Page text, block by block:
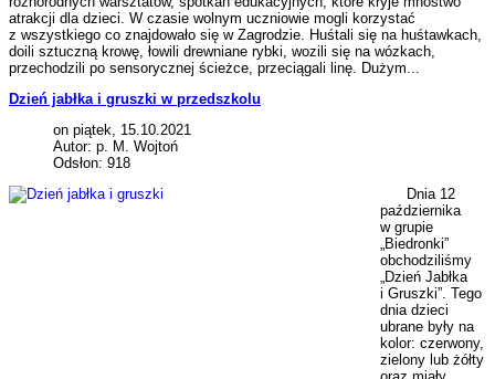
atrakcji dla dzieci. W czasie wolnym uczniowie mogli korzystać
z wszystkiego co znajdowało się w Zagrodzie. Huśtali się na huśtawkach,
doili sztuczną krowę, łowili drewniane rybki, wozili się na wózkach,
przechodzili po sensorycznej ścieżce, przeciągali linę. Dużym...
Dzień jabłka i gruszki w przedszkolu
on piątek, 15.10.2021
Autor: p. M. Wojtoń
Odsłon: 918
Dnia 12
października
w grupie
„Biedronki”
obchodziliśmy
„Dzień Jabłka
i Gruszki”. Tego
dnia dzieci
ubrane były na
kolor: czerwony,
zielony lub żółty